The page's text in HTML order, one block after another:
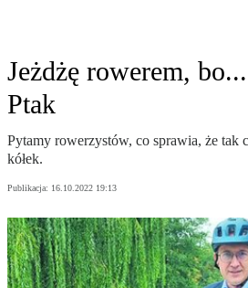
Jeżdżę rowerem,
Ptak
Pytamy rowerzystów, co sprawia, że tak
kółek.
Publikacja: 16.10.2022 19:13